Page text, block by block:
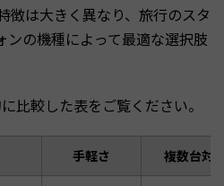
は大きく異なり、旅行のスタ
ンの機種によって最適な選択肢
比較した表をご覧ください。
手軽さ 複数台対